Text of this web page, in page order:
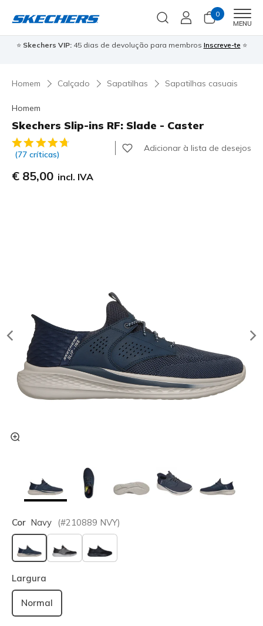
0
MENU
⭐ Skechers VIP:45 dias de devolução para membros Inscreve-te ⭐
Homem Calçado Sapatilhas Sapatilhas casuais
Homem
Skechers Slip-ins RF: Slade - Caster
4$7 de 5 – Classificação do cliente
(77 críticas)
Adicionar à lista de desejos
€ 85,00 incl. IVA
Cor Navy (#210889 NVY)
selecionado
Largura
Normal